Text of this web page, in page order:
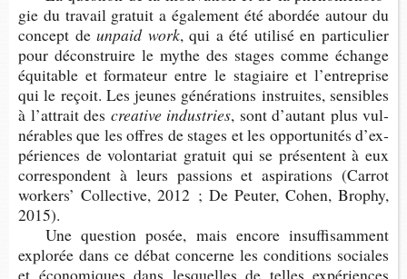
gie du tra­vail gra­tuit a éga­le­ment été abor­dée autour du
concept deunpaid work, qui a été uti­lisé en par­ti­cu­lier
pour décons­truire le mythe des stages comme échange
équi­table et for­ma­teur entre le sta­giaire et l’en­tre­prise
qui le reçoit. Les jeunes géné­ra­tions ins­truites, sen­sibles
à l’at­trait des crea­tive industries, sont d’au­tant plus vul­
né­rables que les offres de stages et les oppor­tu­ni­tés d’ex­
pé­riences de volon­ta­riat gra­tuit qui se pré­sentent à eux
cor­res­pondent à leurs pas­sions et aspi­ra­tions (Car­rot
wor­kers’ Col­lec­tive, 2012 ; De Peu­ter, Cohen, Bro­phy,
2015).
Une ques­tion posée, mais encore insuf­fi­sam­ment
explo­rée dans ce débat concerne les condi­tions sociales
et éco­no­miques dans les­quelles de telles expé­riences